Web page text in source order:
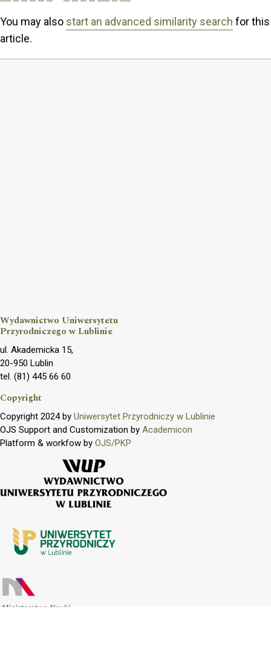
You may also start an advanced similarity search for this
article.
Wydawnictwo Uniwersytetu
Przyrodniczego w Lublinie
ul. Akademicka 15,
20-950 Lublin
tel. (81) 445 66 60
Copyright
Copyright 2024 by Uniwersytet Przyrodniczy w Lublinie
OJS Support and Customization by Academicon
Platform & workfow by OJS/PKP